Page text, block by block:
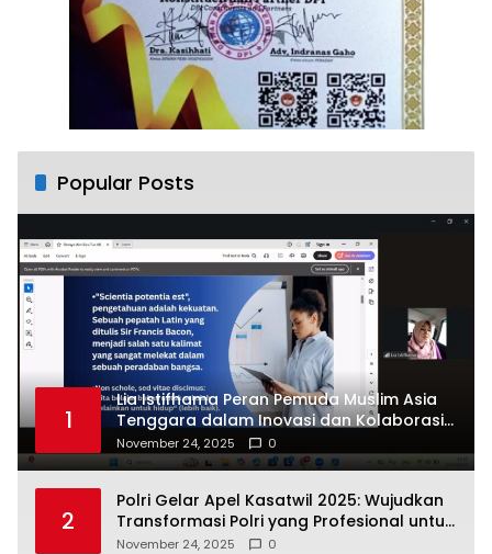
Popular Posts
1
Lia Istifhama Peran Pemuda Muslim Asia
Tenggara dalam Inovasi dan Kolaborasi
Internasional
November 24, 2025 0
2
Polri Gelar Apel Kasatwil 2025: Wujudkan
Transformasi Polri yang Profesional untuk
Masyarakat
November 24, 2025 0